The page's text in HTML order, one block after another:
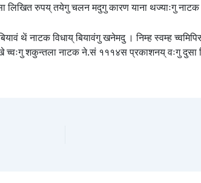
लिखित रुपय् तयेगु चलन मदुगु कारण याना थज्याःगु
बियावं थें नाटक विधाय् बियावंगु खनेमदु । निम्ह स्वम्ह
शकुन्तला नाटक ने.सं १११४स प्रकाशनय् वःगु दुसा